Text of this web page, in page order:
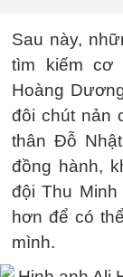
Sau này,
tìm kiếm cơ
Hoàng
đôi chút nản
thân Đỗ
đồng hành,
đội Thu
hơn để có
mình.